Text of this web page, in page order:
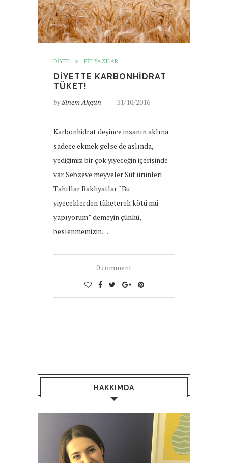
DIYET FIT YAZILAR
DIYETTE KARBONHIDRAT
TÜKET!
bySinem Akgün 31/10/2016
Karbonhidrat deyince insanın aklına
sadece ekmek gelse de aslında,
yediğimiz bir çok yiyeceğin içerisinde
var. Sebzeve meyveler Süt ürünleri
Tahıllar Bakliyatlar “Bu
yiyeceklerden tüketerek kötü mü
yapıyorum” demeyin çünkü,
beslenmemizin…
0 comment
HAKKIMDA